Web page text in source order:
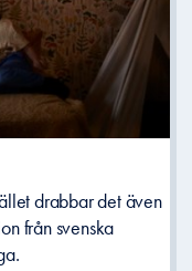
drabbar det även
från svenska